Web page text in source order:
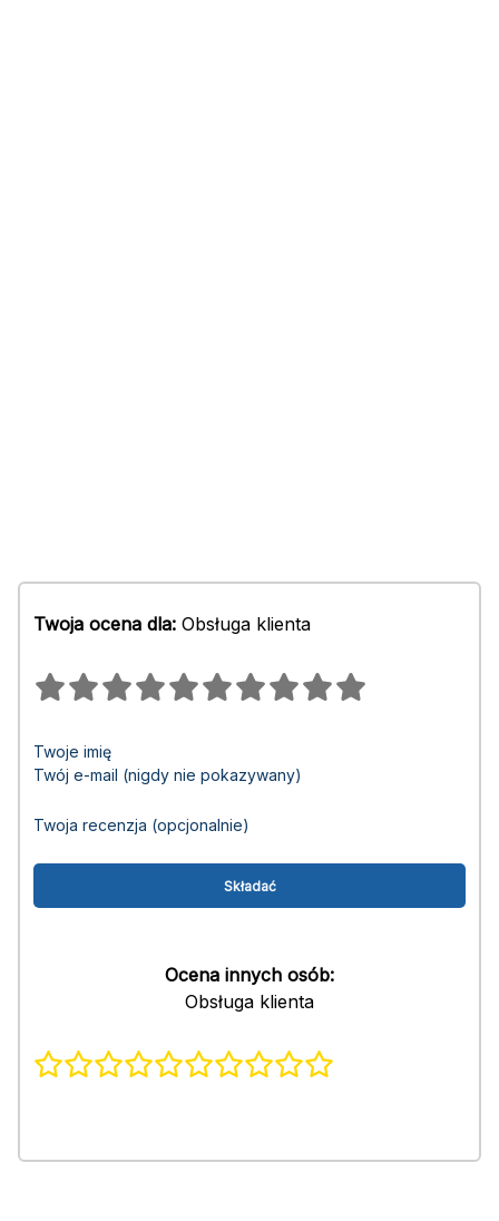
Twoja ocena dla: Obsługa klienta
Twoje imię
Twój e-mail (nigdy nie pokazywany)
Twoja recenzja (opcjonalnie)
Ocena innych osób:
Obsługa klienta